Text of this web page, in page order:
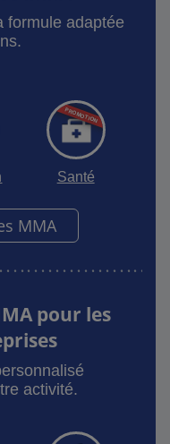
formule adaptée
Santé
MMA
pour les
activité.